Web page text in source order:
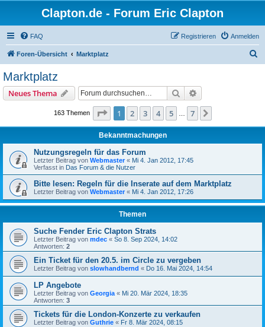
Clapton.de - Forum Eric Clapton
FAQ Anmelden
Registrieren
Foren-Übersicht Marktplatz
Marktplatz
Neues Thema Suche
163 Themen Seite 1von
1 2 3 4 5 7
Bekanntmachungen
Nutzungsregeln für das Forum
Letzter Beitrag von Webmaster« Mi 4. Jan 2012, 17:45
Verfasst in Das Forum & die Nutzer
Bitte lesen: Regeln für die Inserate auf dem Marktplatz
Letzter Beitrag von Webmaster « Mi 4. Jan 2012, 17:26
Themen
Suche Fender Eric Clapton Strats
Letzter Beitrag von mdec « So 8. Sep 2024, 14:02
Antworten: 2
Ein Ticket für den 20.5. im Circle zu vergeben
Letzter Beitrag von slowhandbernd « Do 16. Mai 2024, 14:54
LP Angebote
Letzter Beitrag von Georgia « Mi 20. Mär 2024, 18:35
Antworten: 3
Tickets für die London-Konzerte zu verkaufen
Letzter Beitrag von Guthrie « Fr 8. Mär 2024, 08:15